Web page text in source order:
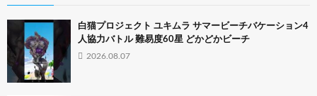
白猫プロジェクト ユキムラ サマービーチバケーション4
人協力バトル 難易度60星 どかどかビーチ
2026.08.07